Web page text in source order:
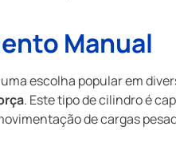
Manual
escolha popular em
. Este tipo de cilindro é
de cargas